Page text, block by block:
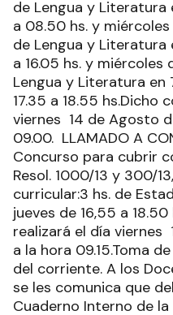
de Lengua y Literatura
a 08.50 hs. y miércoles
de Lengua y Literatura
a 16.05 hs. y miércoles
Lengua y Literatura en
17.35 a 18.55 hs.Dicho
viernes 14 de Agosto
09.00. LLAMADO A
Concurso para cubrir
Resol. 1000/13 y 300/
curricular:3 hs. de
jueves de 16,55 a
realizará el día viernes
a la hora 09.15.Toma
del corriente. A los
se les comunica que
Cuaderno Interno de